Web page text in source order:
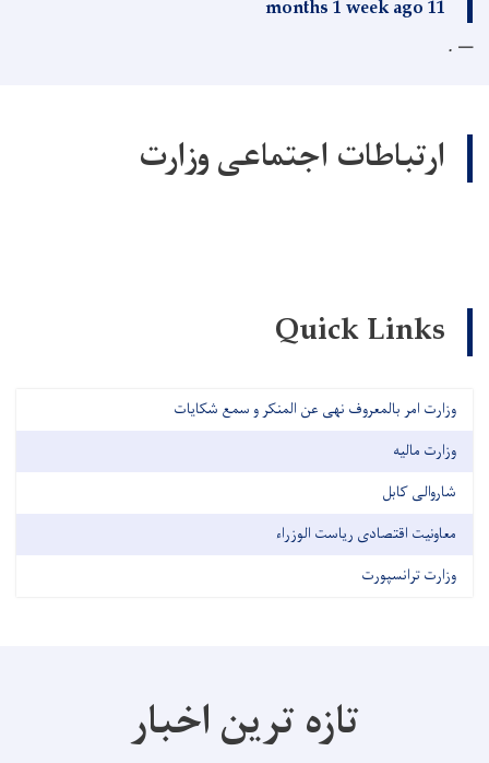
11 months 1 week ago
.
ارتباطات اجتماعی وزارت
Quick Links
وزارت امر بالمعروف نهی عن المنکر و سمع شکایات
وزارت مالیه
شاروالی کابل
معاونیت اقتصادی ریاست الوزراء
وزارت ترانسپورت
تازه ترین اخبار